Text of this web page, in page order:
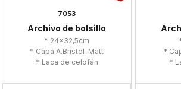
7053
Archivo de bolsillo
* 24x32,5cm
* Capa A.Bristol-Matt
* Laca de celofán
*
*